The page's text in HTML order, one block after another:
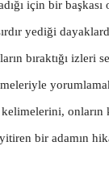
için bir başkası
yediği
bıraktığı izleri
onların
bir adamın